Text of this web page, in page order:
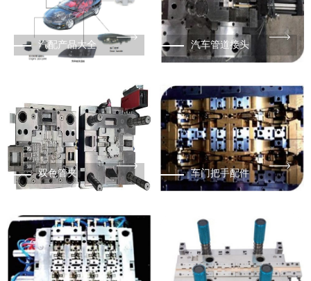
汽配产品大全 汽车管道接头
双色管夹 车门把手配件